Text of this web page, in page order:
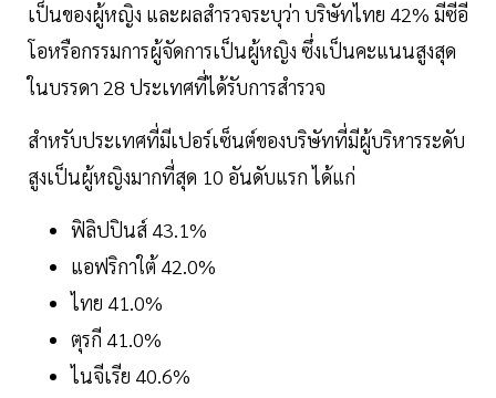
เป็นของผู้หญิง และผลสำรวจระบุว่า บริษัทไทย 42% มีซีอี
โอหรือกรรมการผู้จัดการเป็นผู้หญิง ซึ่งเป็นคะแนนสูงสุด
ในบรรดา 28 ประเทศที่ได้รับการสำรวจ
สำหรับประเทศที่มีเปอร์เซ็นต์ของบริษัทที่มีผู้บริหารระดับ
สูงเป็นผู้หญิงมากที่สุด 10 อันดับแรก ได้แก่
ฟิลิปปินส์ 43.1%
แอฟริกาใต้ 42.0%
ไทย 41.0%
ตุรกี 41.0%
ไนจีเรีย 40.6%